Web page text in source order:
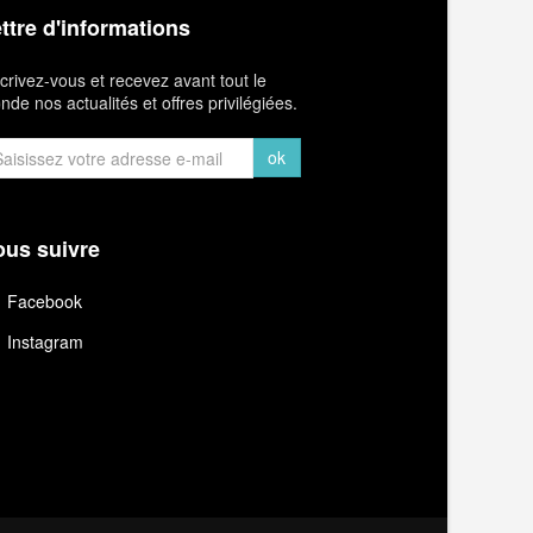
d'informations
vous et recevez avant tout le
nos actualités et offres privilégiées.
ok
suivre
Facebook
Instagram